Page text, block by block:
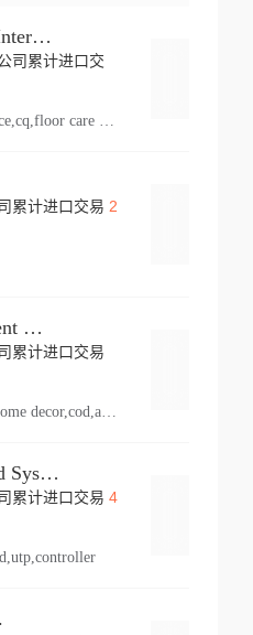
P.don Transfreight International
司累计进口交
累计进口交易 2
Knoebels Amusement Resort
累计进口交易
vehicle,pl 2,arts,home decor,cod,amusement ride,sea
Duetto Intergrgrated Systems Inc.
累计进口交易 4